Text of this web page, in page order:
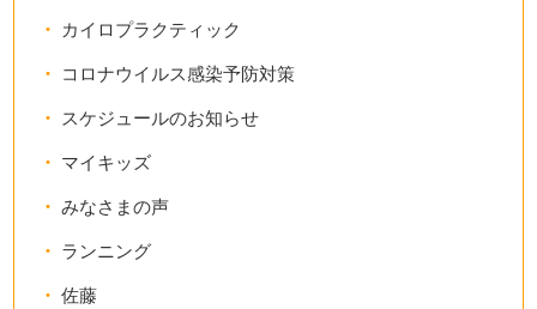
カイロプラクティック
コロナウイルス感染予防対策
スケジュールのお知らせ
マイキッズ
みなさまの声
ランニング
佐藤